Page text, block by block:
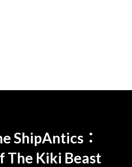
ShipAntics：
The Kiki Beast